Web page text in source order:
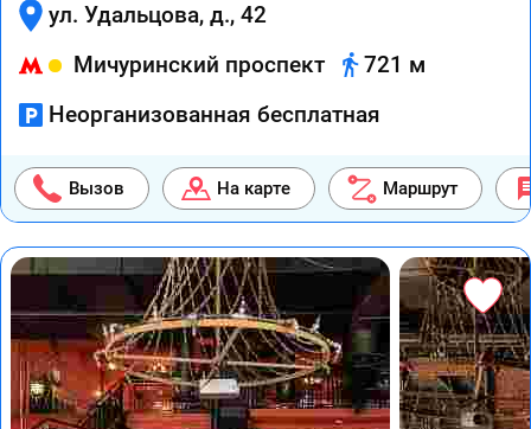
ул. Удальцова, д., 42
Мичуринский проспект
721 м
Неорганизованная бесплатная
Вызов На карте Маршрут